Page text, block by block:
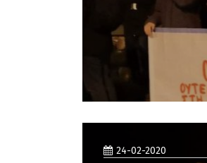
24-02-2020